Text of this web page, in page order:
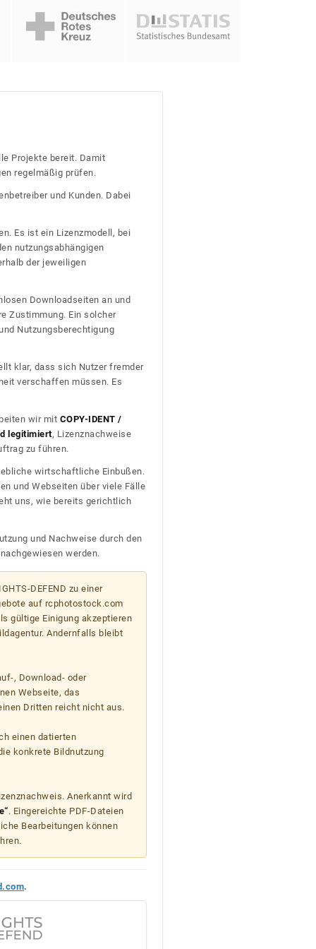
Projekte bereit. Damit
regelmäßig prüfen.
und Kunden. Dabei
Es ist ein Lizenzmodell, bei
nutzungsabhängigen
der jeweiligen
Downloadseiten an und
Zustimmung. Ein solcher
Nutzungsberechtigung
klar, dass sich Nutzer fremder
verschaffen müssen. Es
wir mit COPY-IDENT /
legitimiert, Lizenznachweise
zu führen.
wirtschaftliche Einbußen.
und Webseiten über viele Fälle
uns, wie bereits gerichtlich
und Nachweise durch den
werden.
DEFEND zu einer
auf rcphotostock.com
gültige Einigung akzeptieren
Andernfalls bleibt
, Download- oder
Webseite, das
Dritten reicht nicht aus.
einen datierten
konkrete Bildnutzung
Anerkannt wird
. Eingereichte PDF-Dateien
Bearbeitungen können
.